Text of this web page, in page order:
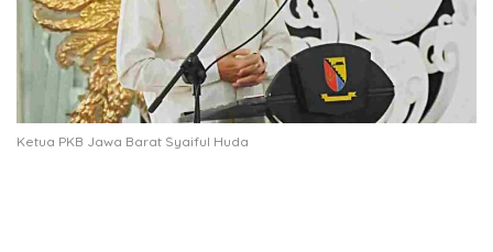
Ketua PKB Jawa Barat Syaiful Huda